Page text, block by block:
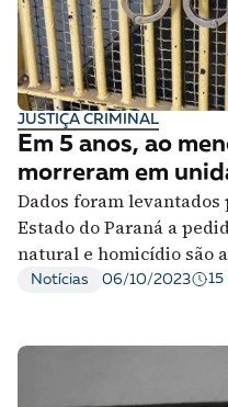
JUSTIÇA CRIMINAL
Em 5 anos, ao
morreram em
Dados foram
Estado do Paraná a
natural e homicídio são
Notícias 06/10/2023 15